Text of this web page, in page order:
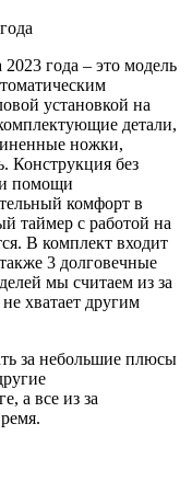
года – это модель
установкой на
детали,
ножки,
Конструкция без
помощи
комфорт в
таймер с работой на
В комплект входит
3 долговечные
мы считаем из за
хватает другим
за небольшие плюсы
а все из за